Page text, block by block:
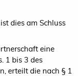
dies am Schluss
eine
1 bis 3 des
erteilt die nach § 1